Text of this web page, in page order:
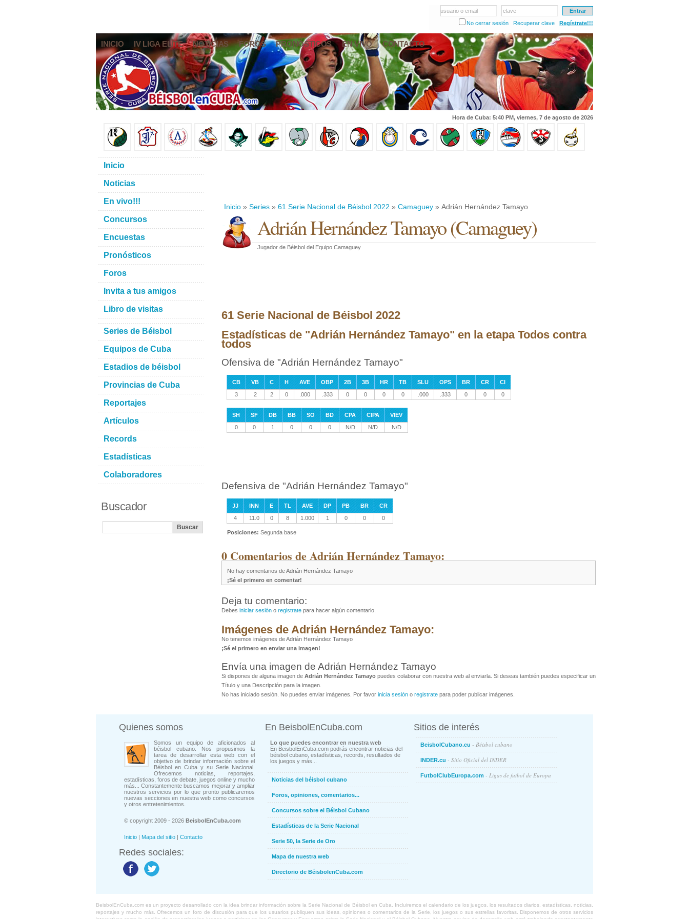
usuario o email
clave
No cerrar sesión
Recuperar clave Regístrate!!!
INICIO IV LIGA ELITE NOTICIAS FOROS PRONÓSTICOS EN VIVO CONTACTO
Hora de Cuba: 5:40 PM, viernes, 7 de agosto de 2026
Inicio » Series » 61 Serie Nacional de Béisbol 2022 » Camaguey » Adrián Hernández Tamayo
Adrián Hernández Tamayo(Camaguey)
Jugador de Béisbol del Equipo Camaguey
61 Serie Nacional de Béisbol 2022
Estadísticas de "Adrián Hernández Tamayo" en la etapa Todos contra
todos
Ofensiva de "Adrián Hernández Tamayo"
CB VB C H AVE OBP 2B 3B HR TB SLU OPS BR CR
CI
3
2 2 0 .000 .333 0 0 0 0 .000 .333 0 0 0
SH SF DB BB SO BD CPA CIPA
VIEV
0
0 1 0 0 0 N/D N/D N/D
Defensiva de "Adrián Hernández Tamayo"
JJ INN E TL AVE DP PB BR
CR
4
11.0 0 8 1.000 1 0 0 0
Posiciones: Segunda base
0 Comentarios de Adrián Hernández Tamayo:
No hay comentarios de Adrián Hernández Tamayo
¡Sé el primero en comentar!
Deja tu comentario:
Debes iniciar sesión o registrate para hacer algún comentario.
Imágenes de Adrián Hernández Tamayo:
No tenemos imágenes de Adrián Hernández Tamayo
¡Sé el primero en enviar una imagen!
Envía una imagen de Adrián Hernández Tamayo
Si dispones de alguna imagen de Adrián Hernández Tamayo puedes colaborar con nuestra web al enviarla. Si deseas también puedes especificar un
Título y una Descripción para la imagen.
No has iniciado sesión. No puedes enviar imágenes. Por favor inicia sesión o registrate para poder publicar imágenes.
Inicio
Noticias
En vivo!!!
Concursos
Encuestas
Pronósticos
Foros
Invita a tus amigos
Libro de visitas
Series de Béisbol
Equipos de Cuba
Estadios de béisbol
Provincias de Cuba
Reportajes
Artículos
Records
Estadísticas
Colaboradores
Buscador
Quienes somos
Somos un equipo de aficionados al
béisbol cubano. Nos propusimos la
tarea de desarrollar esta web con el
objetivo de brindar información sobre el
Béisbol en Cuba y su Serie Nacional.
Ofrecemos noticias, reportajes,
estadísticas, foros de debate, juegos online y mucho
más... Constantemente buscamos mejorar y ampliar
nuestros servicios por lo que pronto publicaremos
nuevas secciones en nuestra web como concursos
y otros entretenimientos.
© copyright 2009 - 2026 BeisbolEnCuba.com
Inicio | Mapa del sitio | Contacto
Redes sociales:
En BeisbolEnCuba.com
Lo que puedes encontrar en nuestra web
En BeisbolEnCuba.com podrás encontrar noticias del
béisbol cubano, estadísticas, records, resultados de
los juegos y más...
Noticias del béisbol cubano
Foros, opiniones, comentarios...
Concursos sobre el Béisbol Cubano
Estadísticas de la Serie Nacional
Serie 50, la Serie de Oro
Mapa de nuestra web
Directorio de BéisbolenCuba.com
Sitios de interés
BeisbolCubano.cu - Béisbol cubano
INDER.cu - Sitio Oficial del INDER
FutbolClubEuropa.com - Ligas de futbol de Europa
BeisbolEnCuba.com es un proyecto desarrollado con la idea brindar información sobre la Serie Nacional de Béisbol en Cuba. Incluiremos el calendario de los juegos, los resultados diarios, estadísticas, noticias,
reportajes y mucho más. Ofrecemos un foro de discusión para que los usuarios publiquen sus ideas, opiniones o comentarios de la Serie, los juegos o sus estrellas favoritas. Disponemos de otros servicios